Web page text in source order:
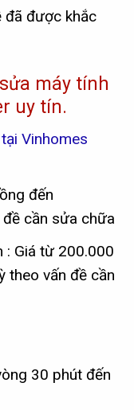
đã được khắc
máy tính
uy tín.
Vinhomes
đến
cần sửa chữa
: Giá từ 200.000
theo vấn đề cần
30 phút đến